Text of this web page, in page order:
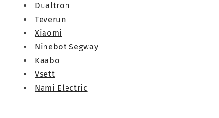
Dualtron
Teverun
Xiaomi
Ninebot Segway
Kaabo
Vsett
Nami Electric